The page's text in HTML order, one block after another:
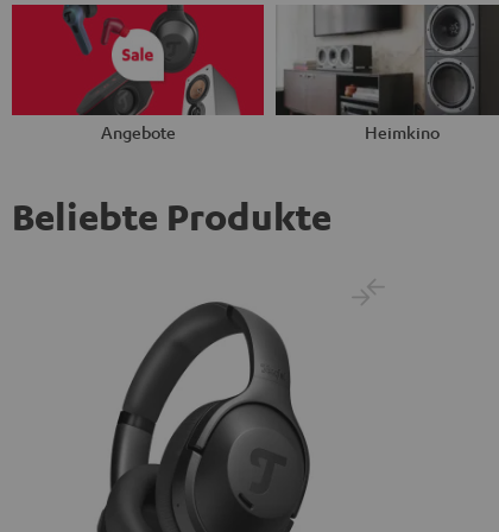
Angebote Heimkino
Beliebte Produkte